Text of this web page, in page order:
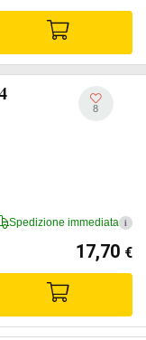
8
Spedizione immediata i
17,70 €